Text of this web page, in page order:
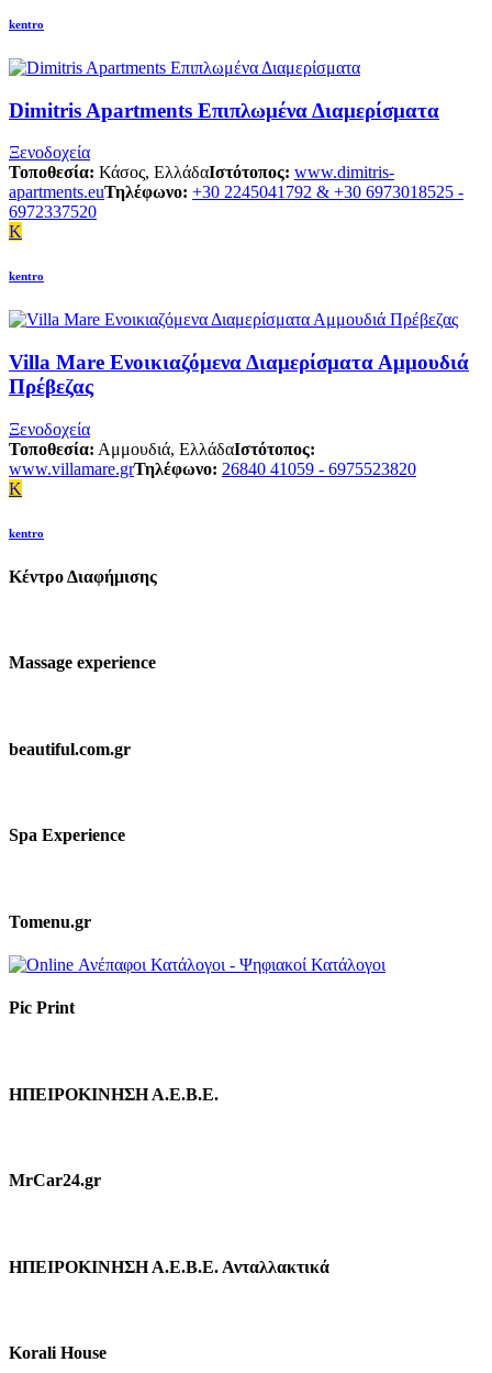
kentro
Dimitris Apartments Επιπλωμένα Διαμερίσματα
Ξενοδοχεία
Τοποθεσία: Κάσος, ΕλλάδαΙστότοπος: www.dimitris-
apartments.euΤηλέφωνο: +30 2245041792 & +30 6973018525 -
6972337520
K
kentro
Villa Mare Ενοικιαζόμενα Διαμερίσματα Αμμουδιά
Πρέβεζας
Ξενοδοχεία
Τοποθεσία: Αμμουδιά, ΕλλάδαΙστότοπος:
www.villamare.grΤηλέφωνο: 26840 41059 - 6975523820
K
kentro
Κέντρο Διαφήμισης
Massage experience
beautiful.com.gr
Spa Experience
Tomenu.gr
Pic Print
ΗΠΕΙΡΟΚΙΝΗΣΗ Α.Ε.Β.Ε.
MrCar24.gr
ΗΠΕΙΡΟΚΙΝΗΣΗ Α.Ε.Β.Ε. Ανταλλακτικά
Korali House